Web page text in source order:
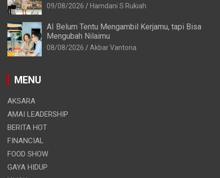
09/08/2026 Hamdani S Rukiah
AI Belum Tentu Mengambil Kerjamu, tapi Bisa
Mengubah Nilaimu
08/08/2026 Akbar Vantona
MENU
AKSARA
AMAI LEADERSHIP
BERITA HOT
FINANCIAL
FOOD SHOW
GAYA HIDUP